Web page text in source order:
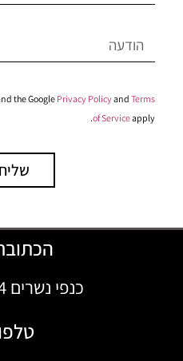
the GooglePrivacy Policyand Terms
of Serviceapply.
כנפי נשרים 24, ירושלים.